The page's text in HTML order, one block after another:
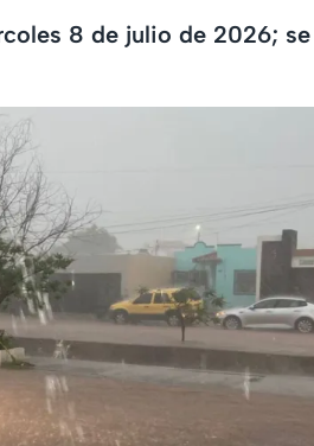
8 de julio de 2026; se